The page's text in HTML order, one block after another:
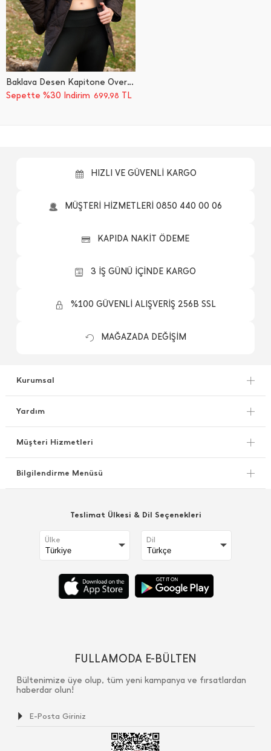
Baklava Desen Kapitone Oversize Düğmeli Mont
Sepette %30 İndirim 699,98 TL
HIZLI VE GÜVENLİ KARGO
MÜŞTERİ HİZMETLERİ 0850 440 00 06
KAPIDA NAKİT ÖDEME
3 İŞ GÜNÜ İÇİNDE KARGO
%100 GÜVENLİ ALIŞVERİŞ 256B SSL
MAĞAZADA DEĞİŞİM
Kurumsal
Yardım
Müşteri Hizmetleri
Bilgilendirme Menüsü
Teslimat Ülkesi & Dil Seçenekleri
Ülke Dil
FULLAMODA E-BÜLTEN
Bültenimize üye olup, tüm yeni kampanya ve fırsatlardan
haberdar olun!